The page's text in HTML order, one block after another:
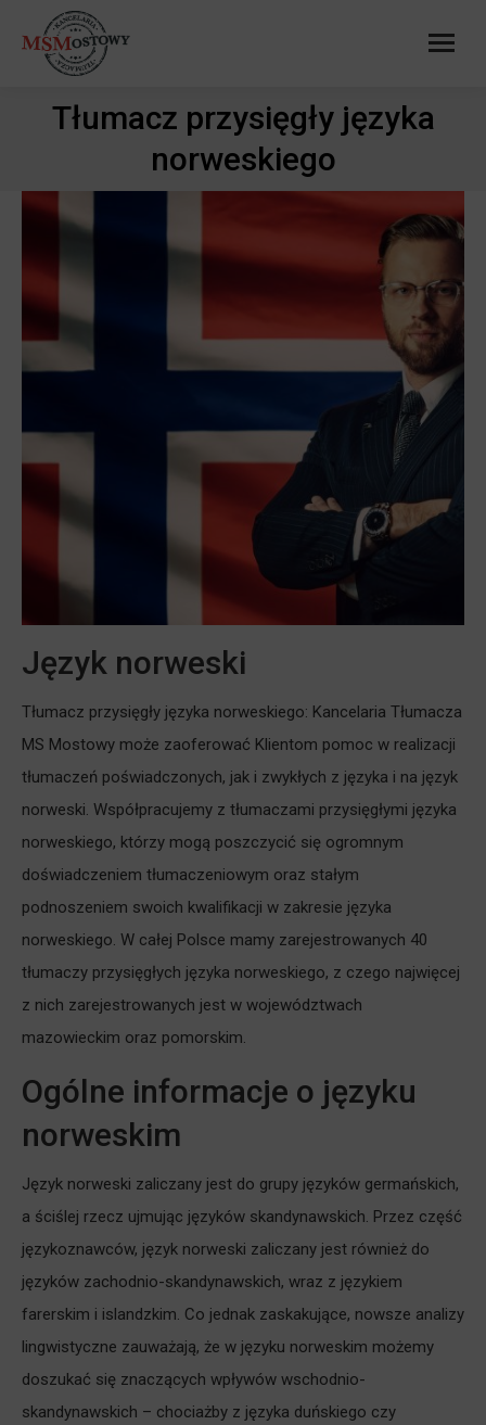
Tłumacz przysięgły języka
norweskiego
Jesteś tutaj:
Język norweski
Tłumacz przysięgły języka norweskiego: Kancelaria Tłumacza
MS Mostowy może zaoferować Klientom pomoc w realizacji
tłumaczeń poświadczonych, jak i zwykłych z języka i na język
norweski. Współpracujemy z tłumaczami przysięgłymi języka
norweskiego, którzy mogą poszczycić się ogromnym
doświadczeniem tłumaczeniowym oraz stałym
podnoszeniem swoich kwalifikacji w zakresie języka
norweskiego. W całej Polsce mamy zarejestrowanych 40
tłumaczy przysięgłych języka norweskiego, z czego najwięcej
z nich zarejestrowanych jest w województwach
mazowieckim oraz pomorskim.
Ogólne informacje o języku
norweskim
Język norweski zaliczany jest do grupy języków germańskich,
a ściślej rzecz ujmując języków skandynawskich. Przez część
językoznawców, język norweski zaliczany jest również do
języków zachodnio-skandynawskich, wraz z językiem
farerskim i islandzkim. Co jednak zaskakujące, nowsze analizy
lingwistyczne zauważają, że w języku norweskim możemy
doszukać się znaczących wpływów wschodnio-
skandynawskich – chociażby z języka duńskiego czy